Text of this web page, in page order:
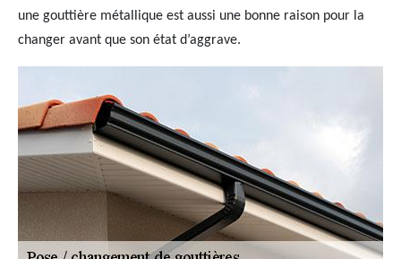
une gouttière métallique est aussi une bonne raison pour la
changer avant que son état d’aggrave.